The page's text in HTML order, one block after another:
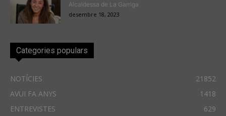
Alcaldessa de La Garriga
desembre 18, 2023
Categories populars
NOTÍCIES
21852
AVUI FA ANYS
1418
ENTREVISTES
629